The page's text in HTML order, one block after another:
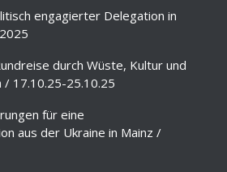
engagierter Delegation in
durch Wüste, Kultur und
/ 17.10.25-25.10.25
für eine
aus der Ukraine in Mainz /